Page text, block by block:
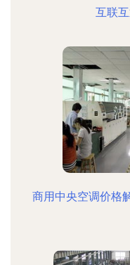
互联
商用中央空调价格